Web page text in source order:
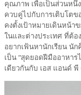
คุณภาพ เพื่อเป็นส่วนหนึ่
ควบคู่ไปกับการเติบโตข
คงตั้งเป้าหมายเดินหน้า
ในและต่างประเทศ ที่ต้อ
อยากเฟ้นหานักเรียน นั
เป็น “สุดยอดฝีมืออาหาร
เดียวกันกับ เอส แอนด์